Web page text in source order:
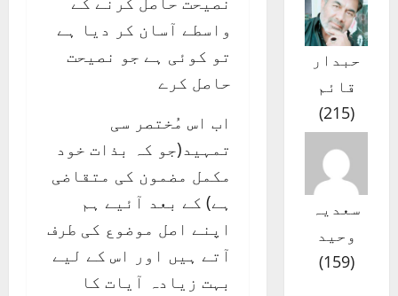
واسطے آسان کر دیا ہے
تو کوئی ہے جو نصیحت
حاصل کرے
اب اس مُختصر سی
تمہید(جو کہ بذات خود
مکمل مضمون کی متقاضی
ہے) کے بعد آئیے ہم
اپنے اصل موضوع کی طرف
آتے ہیں اور اس کے لیے
بہت زیادہ آیات کا
حبدار
قائم
(
215
)
سعدیہ
وحید
(
159
)